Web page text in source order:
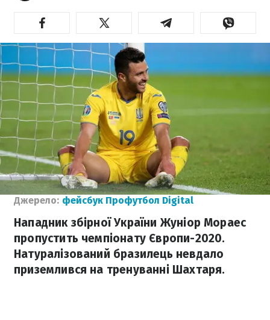
Джерело: фейсбук Профутбол Digital
Нападник збірної України Жуніор Мораес
пропустить чемпіонату Європи-2020.
Натуралізований бразилець невдало
приземлився на тренуванні Шахтаря.